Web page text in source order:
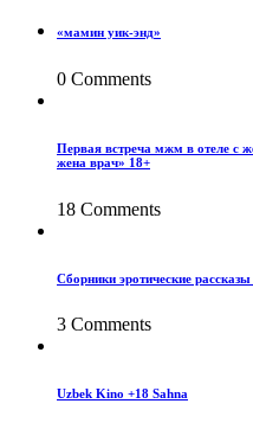
«мамин уик-энд»
0 Comments
Первая встреча мжм в отеле с
жена врач» 18+
18 Comments
Сборники эротические
3 Comments
Uzbek Kino +18 Sahna